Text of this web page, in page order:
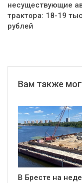
несуществующие
трактора: 18-19
рублей
Вам также
В Бресте на